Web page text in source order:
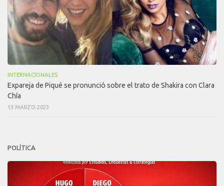
INTERNACIONALES
Expareja de Piqué se pronunció sobre el trato de Shakira con Clara
Chía
13 MARZO 2023
POLÍTICA